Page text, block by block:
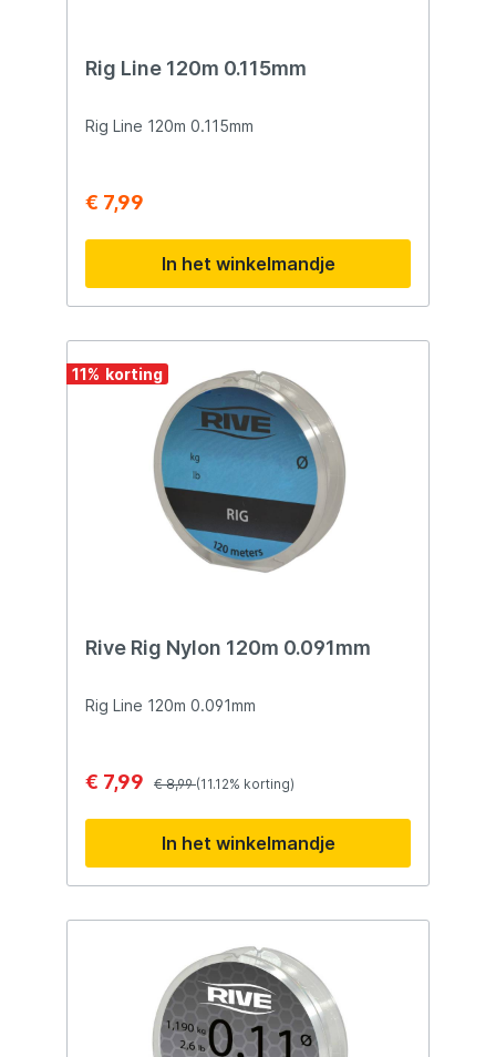
Rig Line 120m 0.115mm
Rig Line 120m 0.115mm
€ 7,99
In het winkelmandje
11%
Rive Rig Nylon 120m 0.091mm
Rig Line 120m 0.091mm
€ 7,99 € 8,99(11.12% korting)
In het winkelmandje